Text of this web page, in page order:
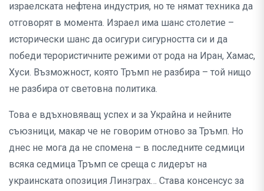
израелската нефтена индустрия, но те нямат техника да
отговорят в момента. Израел има шанс столетие –
исторически шанс да осигури сигурността си и да
победи терористичните режими от рода на Иран, Хамас,
Хуси. Възможност, която Тръмп не разбира – той нищо
не разбира от световна политика.
Това е вдъхновяващ успех и за Украйна и нейните
съюзници, макар че не говорим отново за Тръмп. Но
днес не мога да не спомена – в последните седмици
всяка седмица Тръмп се среща с лидерът на
украинската опозиция Линзграх… Става консенсус за